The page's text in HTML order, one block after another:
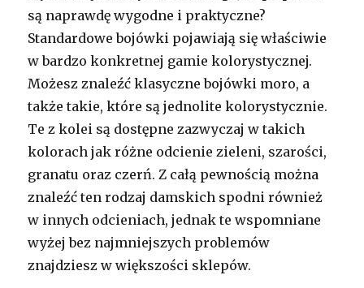
są naprawdę wygodne i praktyczne?
Standardowe bojówki pojawiają się właściwie
w bardzo konkretnej gamie kolorystycznej.
Możesz znaleźć klasyczne bojówki moro, a
także takie, które są jednolite kolorystycznie.
Te z kolei są dostępne zazwyczaj w takich
kolorach jak różne odcienie zieleni, szarości,
granatu oraz czerń. Z całą pewnością można
znaleźć ten rodzaj damskich spodni również
w innych odcieniach, jednak te wspomniane
wyżej bez najmniejszych problemów
znajdziesz w większości sklepów.